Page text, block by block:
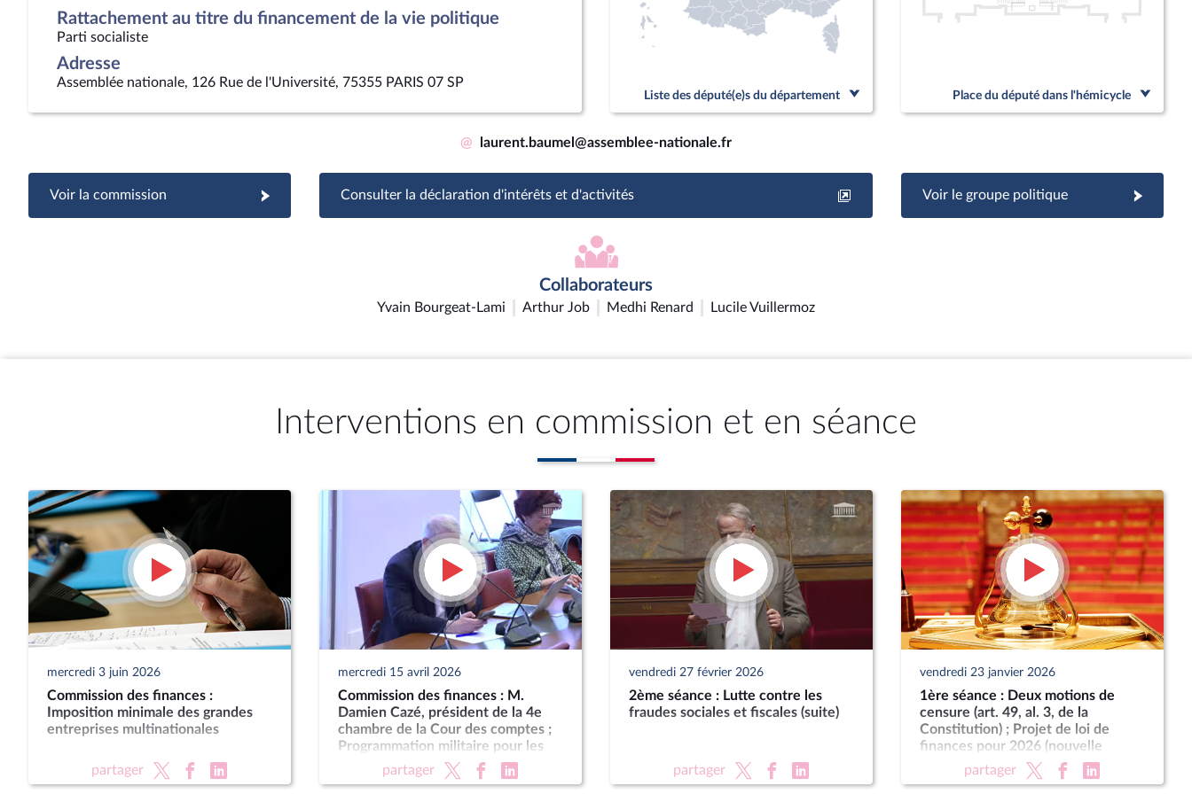
Rattachement au titre du financement de la vie politique
Parti socialiste
Adresse
Assemblée nationale, 126 Rue de l'Université, 75355 PARIS 07 SP
Liste des député(e)s du département Place du député dans l'hémicycle
@ laurent.baumel@assemblee-nationale.fr
Voir la commission Consulter la déclaration d'intérêts et d'activités Voir le groupe politique
Collaborateurs
Yvain Bourgeat-Lami Arthur Job Medhi Renard Lucile Vuillermoz
Interventions en commission et en séance
mercredi 3 juin 2026
Commission des finances :
Imposition minimale des grandes
entreprises multinationales
partager
mercredi 15 avril 2026
Commission des finances : M.
Damien Cazé, président de la 4e
chambre de la Cour des comptes ;
Programmation militaire pour les
années 2024 à 2030
partager
vendredi 27 février 2026
2ème séance : Lutte contre les
fraudes sociales et fiscales (suite)
partager
vendredi 23 janvier 2026
1ère séance : Deux motions de
censure (art. 49, al. 3, de la
Constitution) ; Projet de loi de
finances pour 2026 (nouvelle
lecture) (suite)
partager